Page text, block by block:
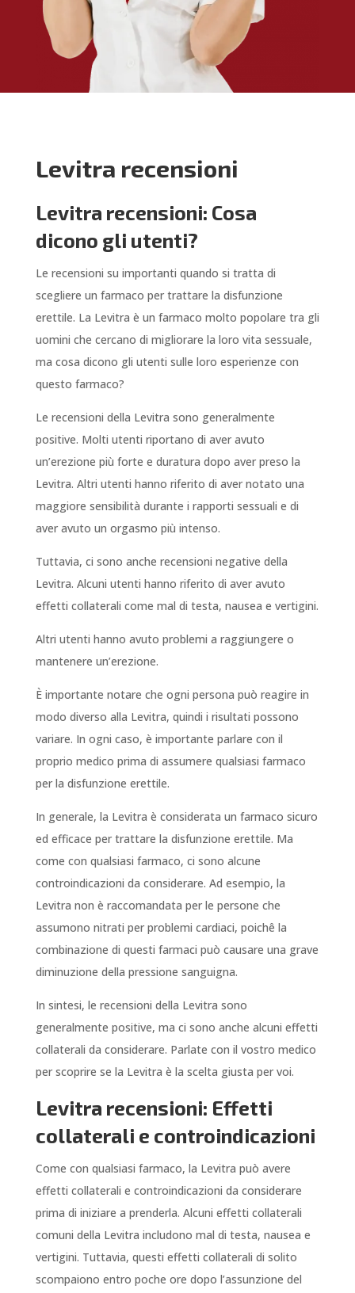
Levitra recensioni
Levitra recensioni: Cosa
dicono gli utenti?
Le recensioni su importanti quando si tratta di
scegliere un farmaco per trattare la disfunzione
erettile. La Levitra è un farmaco molto popolare tra gli
uomini che cercano di migliorare la loro vita sessuale,
ma cosa dicono gli utenti sulle loro esperienze con
questo farmaco?
Le recensioni della Levitra sono generalmente
positive. Molti utenti riportano di aver avuto
un’erezione più forte e duratura dopo aver preso la
Levitra. Altri utenti hanno riferito di aver notato una
maggiore sensibilità durante i rapporti sessuali e di
aver avuto un orgasmo più intenso.
Tuttavia, ci sono anche recensioni negative della
Levitra. Alcuni utenti hanno riferito di aver avuto
effetti collaterali come mal di testa, nausea e vertigini.
Altri utenti hanno avuto problemi a raggiungere o
mantenere un’erezione.
È importante notare che ogni persona può reagire in
modo diverso alla Levitra, quindi i risultati possono
variare. In ogni caso, è importante parlare con il
proprio medico prima di assumere qualsiasi farmaco
per la disfunzione erettile.
In generale, la Levitra è considerata un farmaco sicuro
ed efficace per trattare la disfunzione erettile. Ma
come con qualsiasi farmaco, ci sono alcune
controindicazioni da considerare. Ad esempio, la
Levitra non è raccomandata per le persone che
assumono nitrati per problemi cardiaci, poichê la
combinazione di questi farmaci può causare una grave
diminuzione della pressione sanguigna.
In sintesi, le recensioni della Levitra sono
generalmente positive, ma ci sono anche alcuni effetti
collaterali da considerare. Parlate con il vostro medico
per scoprire se la Levitra è la scelta giusta per voi.
Levitra recensioni: Effetti
collaterali e controindicazioni
Come con qualsiasi farmaco, la Levitra può avere
effetti collaterali e controindicazioni da considerare
prima di iniziare a prenderla. Alcuni effetti collaterali
comuni della Levitra includono mal di testa, nausea e
vertigini. Tuttavia, questi effetti collaterali di solito
scompaiono entro poche ore dopo l’assunzione del